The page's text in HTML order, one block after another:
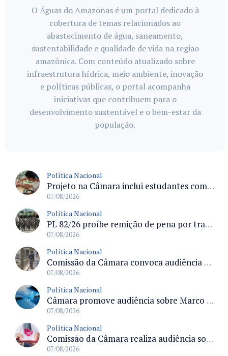
O Águas do Amazonas é um portal dedicado à
cobertura de temas relacionados ao
abastecimento de água, saneamento,
sustentabilidade e qualidade de vida na região
amazônica. Com conteúdo atualizado sobre
infraestrutura hídrica, meio ambiente, inovação
e políticas públicas, o portal acompanha
iniciativas que contribuem para o
desenvolvimento sustentável e o bem-estar da
população.
Política Nacional
Projeto na Câmara inclui estudantes com deficiência no regime escolar especial da LDB e estabelece critérios para frequência
07/08/2026
Política Nacional
PL 82/26 proíbe remição de pena por trabalho em funções militares para condenados por crimes contra o Estado Democrático de Direito
07/08/2026
Política Nacional
Comissão da Câmara convoca audiência para discutir misoginia nas escolas e universidades após divulgação de listas misóginas
07/08/2026
Política Nacional
Câmara promove audiência sobre Marco de Fomento à Economia Digital e impactos da inteligência artificial
07/08/2026
Política Nacional
Comissão da Câmara realiza audiência sobre apostas online para medir o tamanho do mercado ilegal
07/08/2026